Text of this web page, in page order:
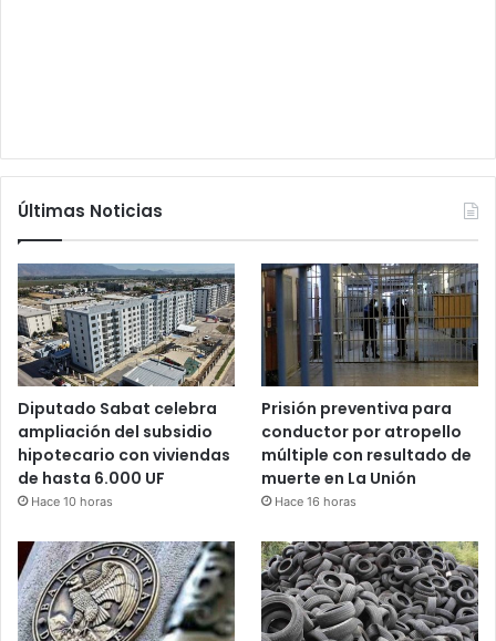
Últimas Noticias
Diputado Sabat celebra
ampliación del subsidio
hipotecario con viviendas
de hasta 6.000 UF
Hace 10 horas
Prisión preventiva para
conductor por atropello
múltiple con resultado de
muerte en La Unión
Hace 16 horas